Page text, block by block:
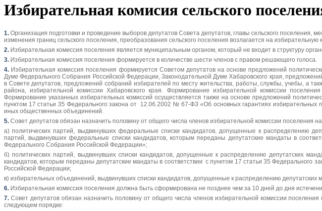
Избирательная комисия сельского
1. Организация подготовки и проведение выборов депутатов Совета депутатов, главы сельского поселения,
изменения границ сельского поселения, преобразования сельского поселения возлагается на
2. Избирательная комиссия поселения является муниципальным органом, который не входит в структуру
3. Избирательная комиссия поселения формируется в количестве шести членов с правом решающего голоса.
4. Избирательная комиссия поселения формируется Советом депутатов на основе предложений
Думе Федерального Собрания Российской Федерации, Законодательной Думе Хабаровского края,
в Совете депутатов, предложений собраний избирателей по месту жительства, работы, службы, учебы, а
района, избирательной комиссии Хабаровского края. Формирование избирательной комиссии
Формирование указанных избирательных комиссий осуществляется также на основе предложений
пунктом 17 статьи 35 Федерального закона от 12.06.2002 № 67-ФЗ «Об основных гарантиях
иных общественных объединений.
5. Совет депутатов обязан назначить половину от общего числа членов избирательной комиссии поселения
а) политических партий, выдвинувших федеральные списки кандидатов, допущенные к распределению
партий, выдвинувших федеральные списки кандидатов, которым переданы депутатские мандаты в
Федерального Собрания Российской Федерации»;
б) политических партий, выдвинувших списки кандидатов, допущенные к распределению депутатских
кандидатов, которым переданы депутатские мандаты в соответствии с пунктом 17 статьи 35
Российской Федерации;
в) избирательных объединений, выдвинувших списки кандидатов, допущенные к распределению депутатских
6. Избирательная комиссия поселения должна быть сформирована не позднее чем за 10 дней до дня
7. Совет депутатов обязан назначить половину от общего числа членов избирательной комиссии
следующем порядке: